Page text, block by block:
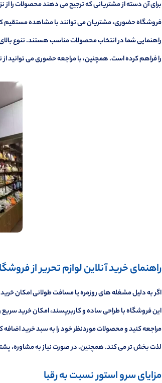
برای آن دسته از مشتریانی که ترجیح می دهند محصولات را
فروشگاه حضوری، مشتریان می توانند با مشاهده مستقیم
راهنمایی شما در انتخاب محصولات مناسب هستند. تنوع
را فراهم کرده است. همچنین، با مراجعه حضوری می
راهنمای خرید آنلاین لوازم تحریر از
اگر به دلیل مشغله های روزمره یا مسافت طولانی امکان
مراجعه کنید و محصولات موردنظر خود را به سبد خرید
لذت بخش تر می کند. همچنین، در صورت نیاز به مشاوره،
مزایای سرو استور نسبت به رقبا